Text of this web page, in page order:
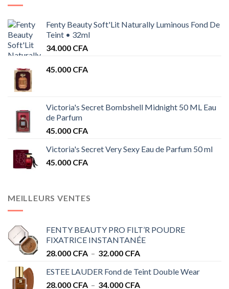
Fenty Beauty Soft'Lit Naturally Luminous Fond De
Teint • 32ml
34.000 CFA
45.000 CFA
Victoria's Secret Bombshell Midnight 50 ML Eau
de Parfum
45.000 CFA
Victoria's Secret Very Sexy Eau de Parfum 50 ml
45.000 CFA
MEILLEURS VENTES
FENTY BEAUTY PRO FILT’R POUDRE
FIXATRICE INSTANTANÉE
28.000 CFA – 32.000 CFAPlage
prix :
28.000 CFA
ESTEE LAUDER Fond de Teint Double Wear
28.000 CFA – 34.000 CFAPlage